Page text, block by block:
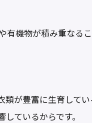
有機物が積み重なる
類が豊富に生育して
ているからです。